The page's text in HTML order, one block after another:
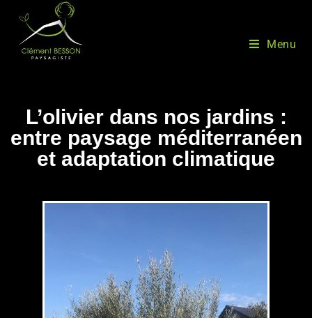
Menu
L’olivier dans nos jardins :
entre paysage méditerranéen
et adaptation climatique